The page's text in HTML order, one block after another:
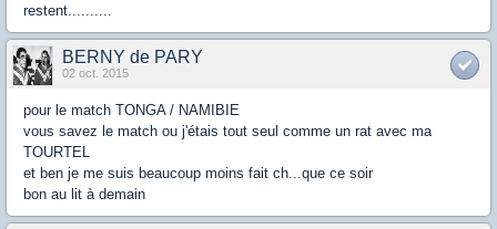
restent..........
BERNY de PARY
02 oct. 2015
pour le match TONGA / NAMIBIE
vous savez le match ou j'étais tout seul comme un rat avec ma
TOURTEL
et ben je me suis beaucoup moins fait ch...que ce soir
bon au lit à demain